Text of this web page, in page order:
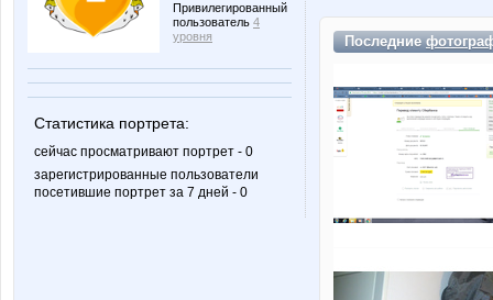
Привилегированный
пользователь 4
уровня
Статистика портрета:
сейчас просматривают портрет - 0
зарегистрированные пользователи
посетившие портрет за 7 дней - 0
Последние